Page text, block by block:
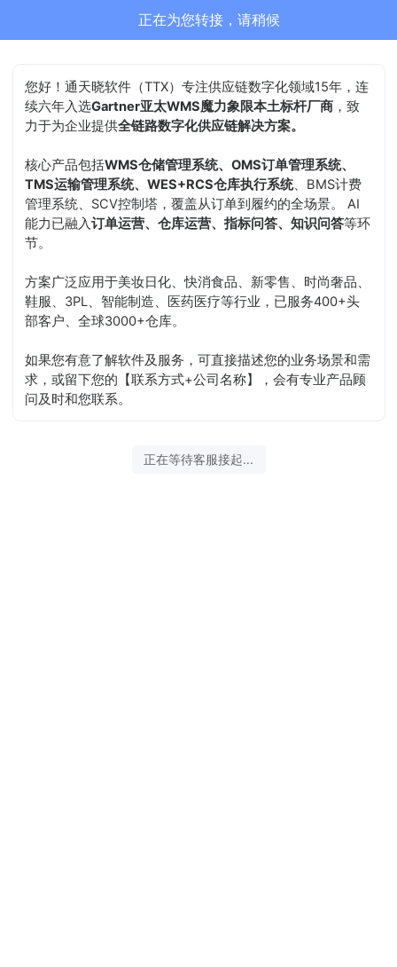
通天晓-售前客服正在为您服务
您好！通天晓软件（TTX）专注供应链数字化领域15年，连
续六年入选Gartner亚太WMS魔力象限本土标杆厂商 ，致
力于为企业提供全链路数字化供应链解决方案。
核心产品包括WMS仓储管理系统、OMS订单管理系统、
TMS运输管理系统、WES+RCS仓库执行系统、BMS计费
管理系统、SCV控制塔，覆盖从订单到履约的全场景。 AI
能力已融入订单运营、仓库运营、指标问答、知识问答等环
节。
方案广泛应用于美妆日化、快消食品、新零售、时尚奢品、
鞋服、3PL、智能制造、医药医疗等行业，已服务400+头
部客户、全球3000+仓库。
如果您有意了解软件及服务，可直接描述您的业务场景和需
求，或留下您的【联系方式+公司名称】，会有专业产品顾
问及时和您联系。
2026-08-07 22:16:12 开始沟通